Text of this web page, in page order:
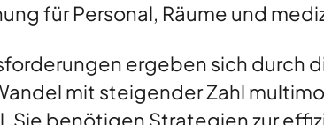
für Personal, Räume und
ergeben sich durch
mit steigender Zahl
Sie benötigen Strategien zur